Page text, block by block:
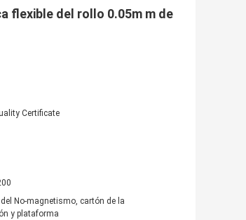
flexible del rollo 0.05m m de
Certificate
No-magnetismo, cartón de la
y plataforma